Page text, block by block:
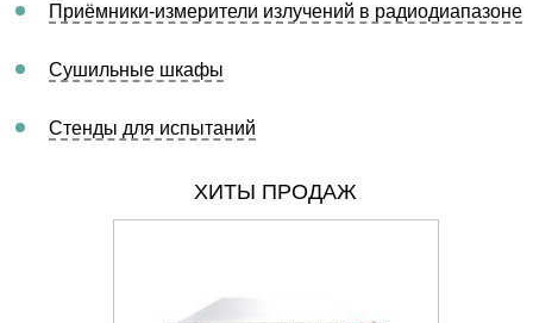
Приёмники-измерители излучений в радиодиапазоне
Сушильные шкафы
Стенды для испытаний
ХИТЫ ПРОДАЖ